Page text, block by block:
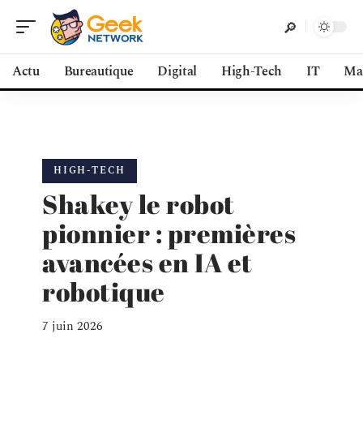
Actu Bureautique Digital High-Tech IT
HIGH-TECH
Shakey le robot
pionnier : premières
avancées en IA et
robotique
7 juin 2026